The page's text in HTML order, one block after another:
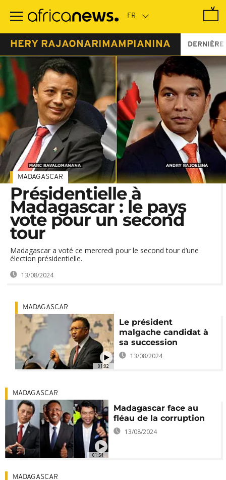
contenu
HERY RAJAONARIMAMPIANINA
MADAGASCAR
Présidentielle à
Madagascar : le pays
vote pour un second
tour
Madagascar a voté ce mercredi pour le second tour d’une
élection présidentielle.
13/08/2024
01:02
MADAGASCAR
Le président
malgache candidat à
sa succession
13/08/2024
01:54
MADAGASCAR
Madagascar face au
fléau de la corruption
13/08/2024
MADAGASCAR